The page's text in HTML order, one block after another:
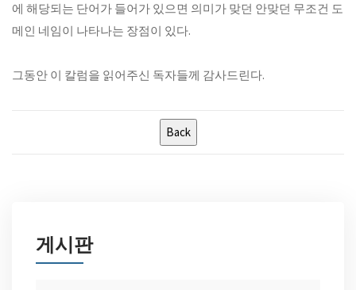
에 해당되는 단어가 들어가 있으면 의미가 맞던 안맞던 무조건 도
메인 네임이 나타나는 장점이 있다.
그동안 이 칼럼을 읽어주신 독자들께 감사드린다.
게시판